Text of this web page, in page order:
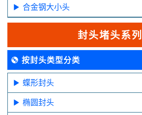
合金钢大小头
封头堵头系列
按封头类型分类
蝶形封头
椭圆封头